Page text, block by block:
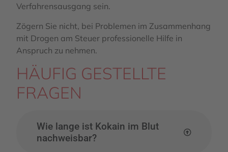
Verfahrensausgang sein.
Zögern Sie nicht, bei Problemen im Zusammenhang
mit Drogen am Steuer professionelle Hilfe in
Anspruch zu nehmen.
HÄUFIG GESTELLTE
FRAGEN
Wie lange ist Kokain im Blut
nachweisbar?